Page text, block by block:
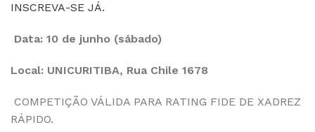
INSCREVA-SE JÁ.
Data: 10 de junho (sábado)
Local: UNICURITIBA, Rua Chile 1678
COMPETIÇÃO VÁLIDA PARA RATING FIDE DE XADREZ
RÁPIDO.